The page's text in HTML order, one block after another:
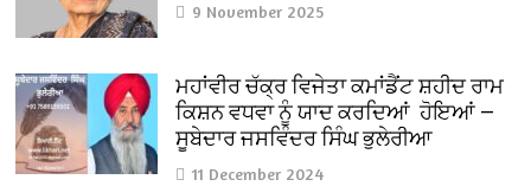
9 November 2025
ਮਹਾਂਵੀਰ ਚੱਕ੍ਰ ਵਿਜੇਤਾ ਕਮਾਂਡੈਂਟ ਸ਼ਹੀਦ ਰਾਮ
ਕਿਸ਼ਨ ਵਧਵਾ ਨੂੰ ਯਾਦ ਕਰਦਿਆਂ ਹੋਇਆਂ —
ਸੂਬੇਦਾਰ ਜਸਵਿੰਦਰ ਸਿੰਘ ਭੁਲੇਰੀਆ
11 December 2024